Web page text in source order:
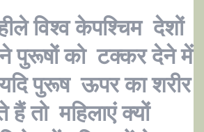
विश्व केपश्चिम देशों
पुरूषों को टक्कर देने में
पुरूष ऊपर का शरीर
हैं तो महिलाएं क्यों